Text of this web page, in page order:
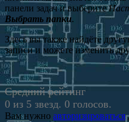
панели задач и выберите
Выбрать папки.
Здесь вы также найдёте
записи и можете изменить
Средний рейтинг
0 из 5 звезд. 0 голосов.
Вам нужно авторизироваться